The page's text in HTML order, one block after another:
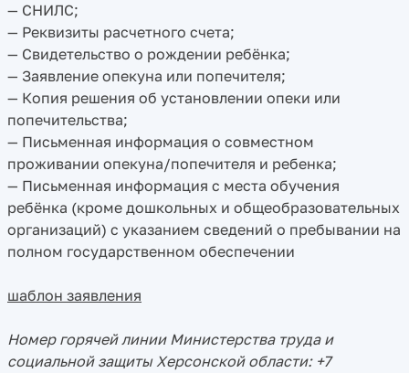
— СНИЛС;
— Реквизиты расчетного счета;
— Свидетельство о рождении ребёнка;
— Заявление опекуна или попечителя;
— Копия решения об установлении опеки или
попечительства;
— Письменная информация о совместном
проживании опекуна/попечителя и ребенка;
— Письменная информация с места обучения
ребёнка (кроме дошкольных и общеобразовательных
организаций) с указанием сведений о пребывании на
полном государственном обеспечении
шаблон заявления
Номер горячей линии Министерства труда и
социальной защиты Херсонской области: +7